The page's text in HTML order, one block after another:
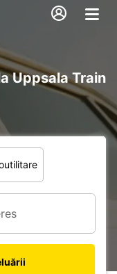
Uppsala Train